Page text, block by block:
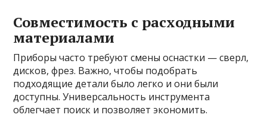
Совместимость с расходными
материалами
Приборы часто требуют смены оснастки — сверл,
дисков, фрез. Важно, чтобы подобрать
подходящие детали было легко и они были
доступны. Универсальность инструмента
облегчает поиск и позволяет экономить.